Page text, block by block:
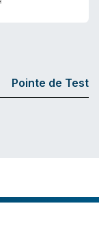
Pointe de Test